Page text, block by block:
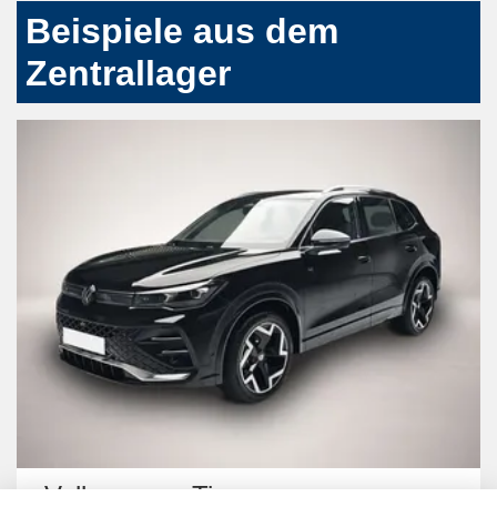
Beispiele aus dem
Zentrallager
Volkswagen Tiguan